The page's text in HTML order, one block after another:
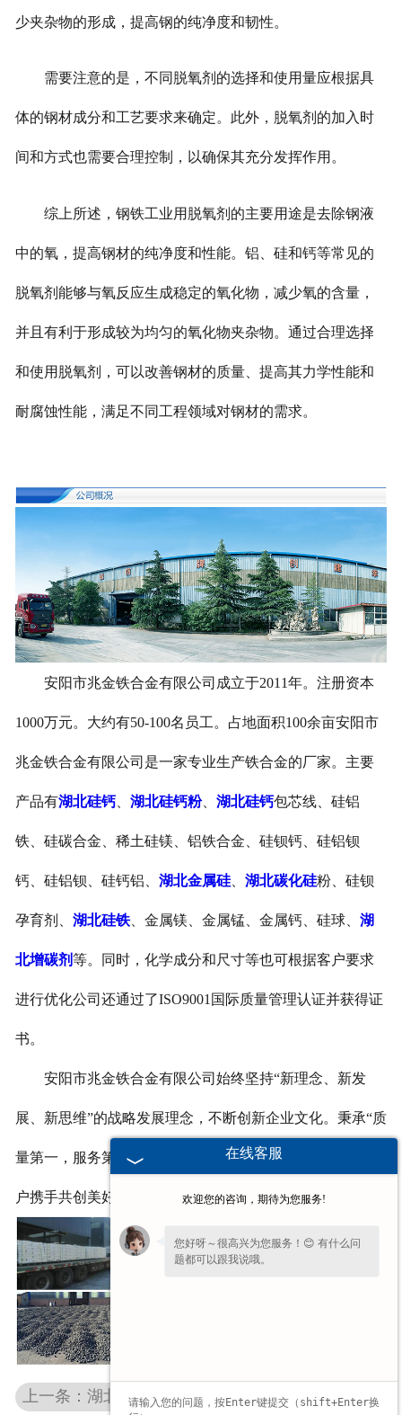
少夹杂物的形成，提高钢的纯净度和韧性。
需要注意的是，不同脱氧剂的选择和使用量应根据具
体的钢材成分和工艺要求来确定。此外，脱氧剂的加入时
间和方式也需要合理控制，以确保其充分发挥作用。
综上所述，钢铁工业用脱氧剂的主要用途是去除钢液
中的氧，提高钢材的纯净度和性能。铝、硅和钙等常见的
脱氧剂能够与氧反应生成稳定的氧化物，减少氧的含量，
并且有利于形成较为均匀的氧化物夹杂物。通过合理选择
和使用脱氧剂，可以改善钢材的质量、提高其力学性能和
耐腐蚀性能，满足不同工程领域对钢材的需求。
安阳市兆金铁合金有限公司成立于2011年。注册资本
1000万元。大约有50-100名员工。占地面积100余亩安阳市
兆金铁合金有限公司是一家专业生产铁合金的厂家。主要
产品有湖北硅钙、 湖北硅钙粉、 湖北硅钙包芯线、硅铝
铁、硅碳合金、稀土硅镁、铝铁合金、硅钡钙、硅铝钡
钙、硅铝钡、硅钙铝、 湖北金属硅、 湖北碳化硅粉、硅钡
孕育剂、 湖北硅铁、金属镁、金属锰、金属钙、硅球、 湖
北增碳剂等。同时，化学成分和尺寸等也可根据客户要求
进行优化公司还通过了ISO9001国际质量管理认证并获得证
书。
安阳市兆金铁合金有限公司始终坚持“新理念、新发
展、新思维”的战略发展理念，不断创新企业文化。秉承“质
量第一，服务第一”的经营模式,我们将与各界朋友、新老客
户携手共创美好明天。
上一条：湖北钢铁工业用脱硫剂
在线客服
欢迎您的咨询，期待为您服务!
您好呀～很高兴为您服务！😊 有什么问
题都可以跟我说哦。